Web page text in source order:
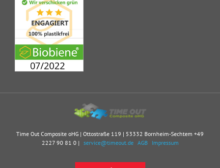
Time Out Composite oHG | Ottostraße 119 | 53332 Bornheim-Sechtem +49
2227 90 81 0 | service@timeout.de AGB Impressum